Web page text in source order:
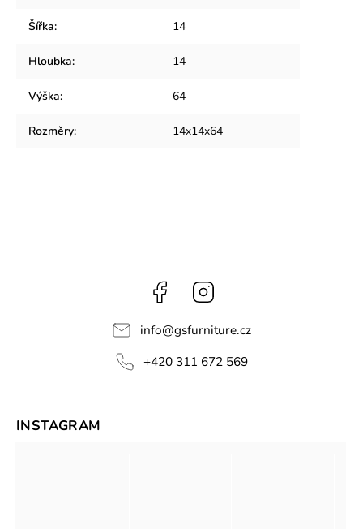
Šířka: 14
Hloubka: 14
Výška: 64
Rozměry: 14x14x64
Facebook
info@gsfurniture.cz
+420 311 672 569
INSTAGRAM